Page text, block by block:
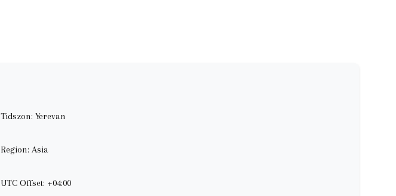
Tidszon: Yerevan
Region: Asia
UTC Offset: +04:00